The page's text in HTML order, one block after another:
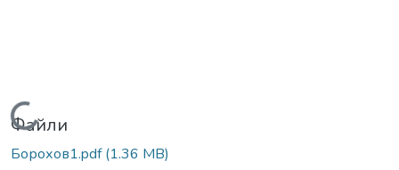
Вантажиться...
Файли
Борохов1.pdf(1.36 MB)